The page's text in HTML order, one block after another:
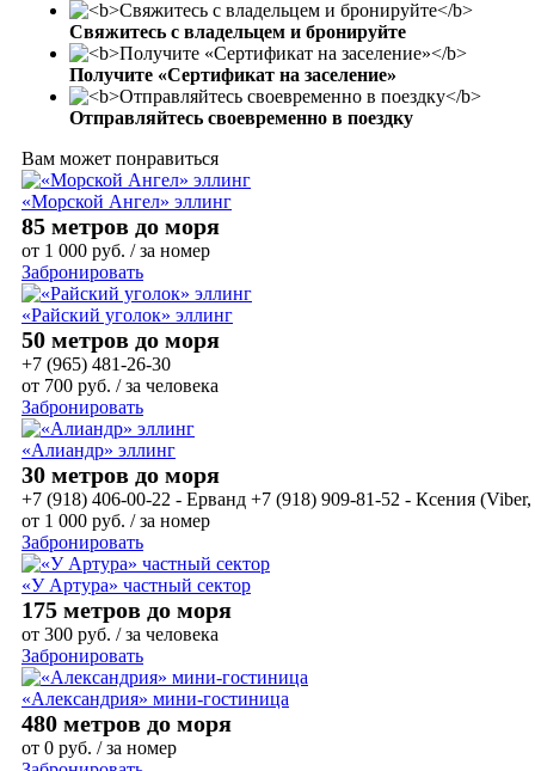
Свяжитесь с владельцем и бронируйте
Получите «Сертификат на заселение»
Отправляйтесь своевременно в поездку
Вам может понравиться
«Морской Ангел» эллинг
85 метров до моря
от 1 000 руб. / за номер
Забронировать
«Райский уголок» эллинг
50 метров до моря
+7 (965) 481-26-30
от 700 руб. / за человека
Забронировать
«Алиандр» эллинг
30 метров до моря
+7 (918) 406-00-22 - Ерванд +7 (918) 909-81-52 - Ксения
от 1 000 руб. / за номер
Забронировать
«У Артура» частный сектор
175 метров до моря
от 300 руб. / за человека
Забронировать
«Александрия» мини-гостиница
480 метров до моря
от 0 руб. / за номер